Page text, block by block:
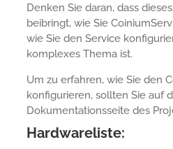
Denken Sie daran, dass
beibringt, wie Sie
wie Sie den Service
komplexes Thema ist.
Um zu erfahren, wie Sie den
konfigurieren, sollten Sie auf
Dokumentationsseite des
Hardwareliste: